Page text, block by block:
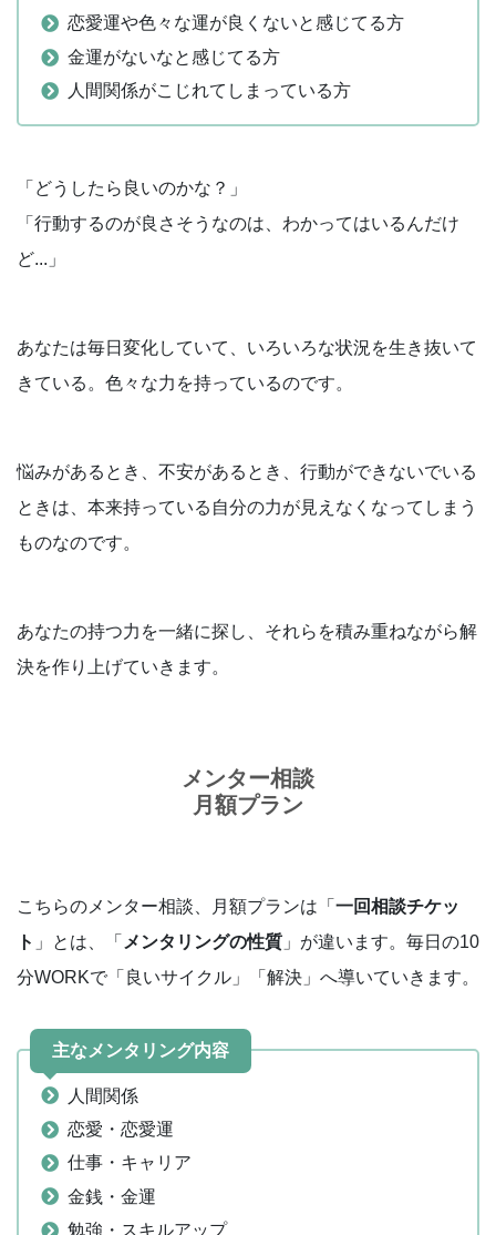
恋愛運や色々な運が良くないと感じてる方
金運がないなと感じてる方
人間関係がこじれてしまっている方
「どうしたら良いのかな？」
「行動するのが良さそうなのは、わかってはいるんだけ
ど...」
あなたは毎日変化していて、いろいろな状況を生き抜いて
きている。色々な力を持っているのです。
悩みがあるとき、不安があるとき、行動ができないでいる
ときは、本来持っている自分の力が見えなくなってしまう
ものなのです。
あなたの持つ力を一緒に探し、それらを積み重ねながら解
決を作り上げていきます。
メンター相談
月額プラン
こちらのメンター相談、月額プランは「 一回相談チケッ
ト 」とは、「 メンタリングの性質 」が違います。毎日の10
分WORKで「良いサイクル」「解決」へ導いていきます。
主なメンタリング内容
人間関係
恋愛・恋愛運
仕事・キャリア
金銭・金運
勉強・スキルアップ